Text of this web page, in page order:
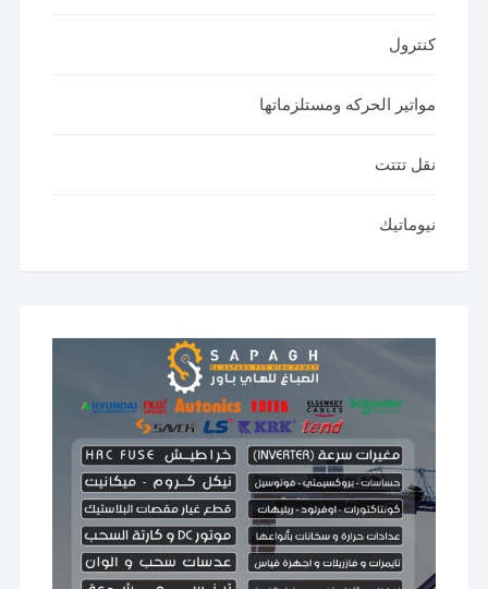
كنترول
مواتير الحركه ومستلزماتها
نقل تتتت
نيوماتيك